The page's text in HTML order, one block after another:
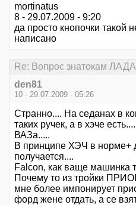
mortinatus
8 - 29.07.2009 - 9:20
да просто кнопочки такой
написано
Re: Вопрос знатокам
den81
10 - 29.07.2009 - 05:26
Странно.... На седанах в
таких ручек, а в хэче
ВАЗа.....
В принципе ХЭЧ в норме+
получается....
Falcon, как ваще машинка
Почему то из тройки
мне более импонирует
форд жене отдать, а се